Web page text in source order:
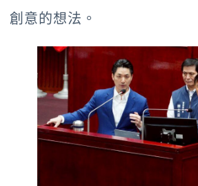
創意的想法。